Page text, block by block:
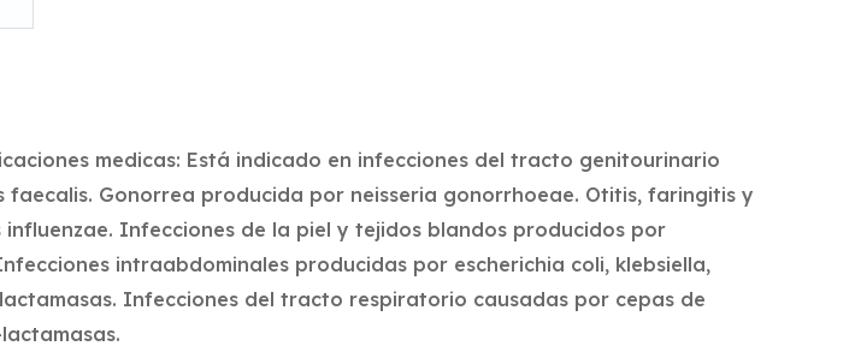
medicas: Está indicado en infecciones del tracto genitourinario
Gonorrea producida por neisseria gonorrhoeae. Otitis, faringitis y
Infecciones de la piel y tejidos blandos producidos por
intraabdominales producidas por escherichia coli, klebsiella,
Infecciones del tracto respiratorio causadas por cepas de